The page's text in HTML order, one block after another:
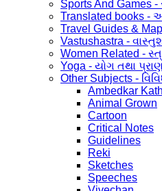
Sports And
Translated books -
Travel Guides &
Vastushastra -
Women Related -
Yoga - યોગ તથા
Other Subjects -
Ambedkar
Animal Grown
Cartoon
Critical Notes
Guidelines
Reki
Sketches
Speeches